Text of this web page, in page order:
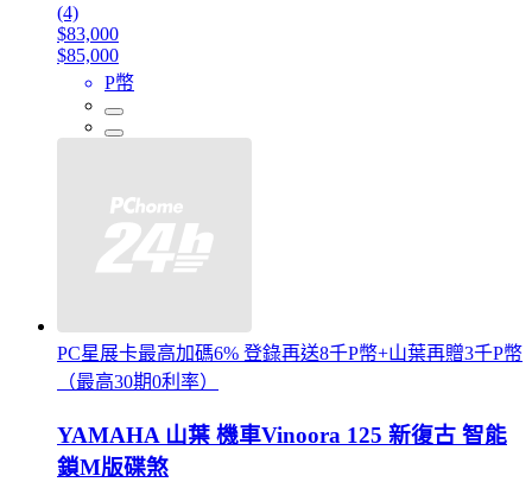
(4)
$83,000
$85,000
P幣
PC星展卡最高加碼6% 登錄再送8千P幣+山葉再贈3千P幣
（最高30期0利率）
YAMAHA 山葉 機車Vinoora 125 新復古 智能
鎖M版碟煞